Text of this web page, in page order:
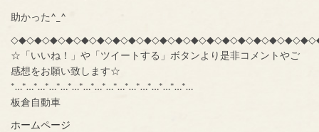
助かった^_^
☆「いいね！」や「ツイートする」ボタンより是非コメントやご
感想をお願い致します☆
*…*…*…*…*…*…*…*…*…*…*…*…*…*…*…*…
板倉自動車
ホームページ